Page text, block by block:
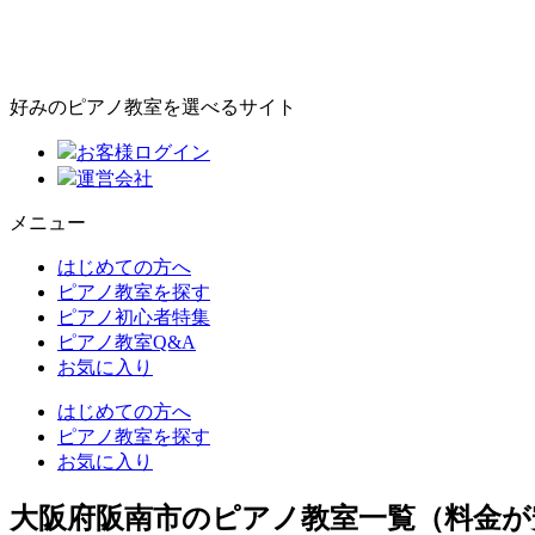
好みのピアノ教室を選べるサイト
お客様ログイン
運営会社
メニュー
はじめての方へ
ピアノ教室を探す
ピアノ初心者特集
ピアノ教室Q&A
お気に入り
はじめての方へ
ピアノ教室を探す
お気に入り
大阪府阪南市のピアノ教室一覧（料金